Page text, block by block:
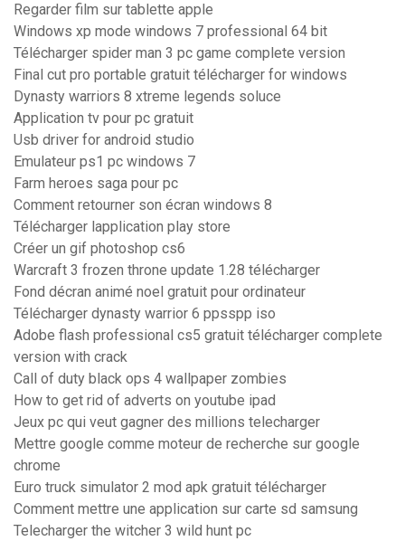
Regarder film sur tablette apple
Windows xp mode windows 7 professional 64 bit
Télécharger spider man 3 pc game complete version
Final cut pro portable gratuit télécharger for windows
Dynasty warriors 8 xtreme legends soluce
Application tv pour pc gratuit
Usb driver for android studio
Emulateur ps1 pc windows 7
Farm heroes saga pour pc
Comment retourner son écran windows 8
Télécharger lapplication play store
Créer un gif photoshop cs6
Warcraft 3 frozen throne update 1.28 télécharger
Fond décran animé noel gratuit pour ordinateur
Télécharger dynasty warrior 6 ppsspp iso
Adobe flash professional cs5 gratuit télécharger complete
version with crack
Call of duty black ops 4 wallpaper zombies
How to get rid of adverts on youtube ipad
Jeux pc qui veut gagner des millions telecharger
Mettre google comme moteur de recherche sur google
chrome
Euro truck simulator 2 mod apk gratuit télécharger
Comment mettre une application sur carte sd samsung
Telecharger the witcher 3 wild hunt pc